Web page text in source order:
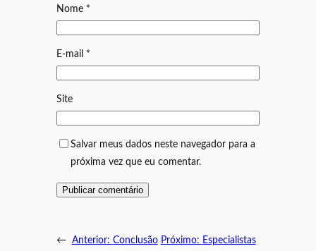
Nome *
E-mail *
Site
Salvar meus dados neste navegador para a
próxima vez que eu comentar.
← Anterior: Conclusão Próximo: Especialistas